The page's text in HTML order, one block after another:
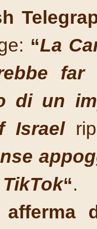
“La
di un
Israel
“
afferma